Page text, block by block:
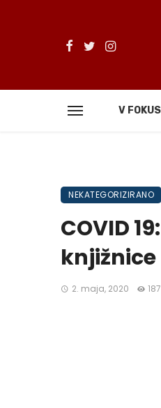
V
NEKATEGORIZIRANO
COVID
knjižnice
2. maja, 2020